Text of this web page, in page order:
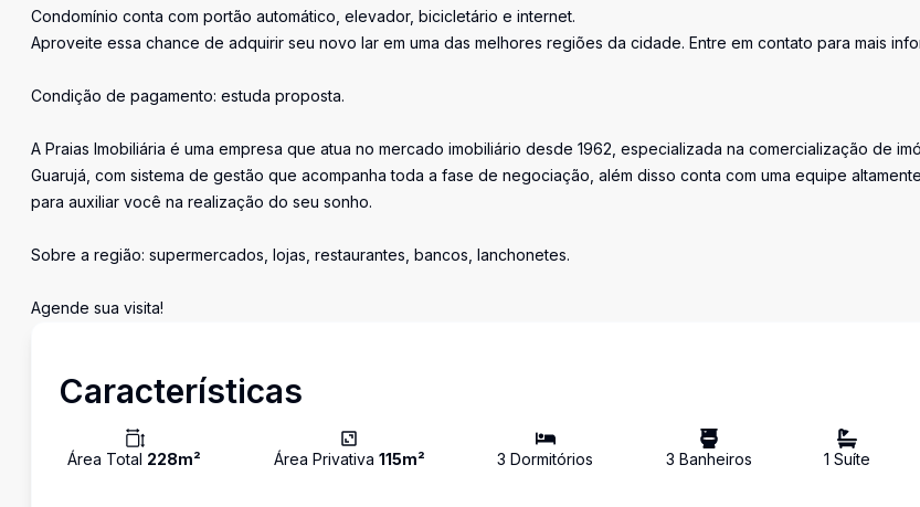
Condomínio conta com portão automático, elevador, bicicletário e internet.
Aproveite essa chance de adquirir seu novo lar em uma das melhores regiões da cidade. Entre em contato para mais
Condição de pagamento: estuda proposta.
A Praias Imobiliária é uma empresa que atua no mercado imobiliário desde 1962, especializada na comercialização de
Guarujá, com sistema de gestão que acompanha toda a fase de negociação, além disso conta com uma equipe
para auxiliar você na realização do seu sonho.
Sobre a região: supermercados, lojas, restaurantes, bancos, lanchonetes.
Agende sua visita!
Características
Área Total 228m² Área Privativa 115m² 3 Dormitórios 3 Banheiros 1 Suíte